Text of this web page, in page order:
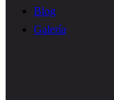
Blog
Galería